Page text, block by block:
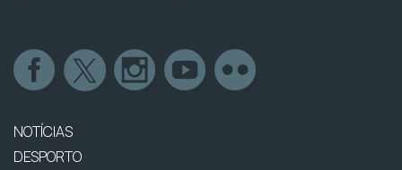
NOTÍCIAS
DESPORTO